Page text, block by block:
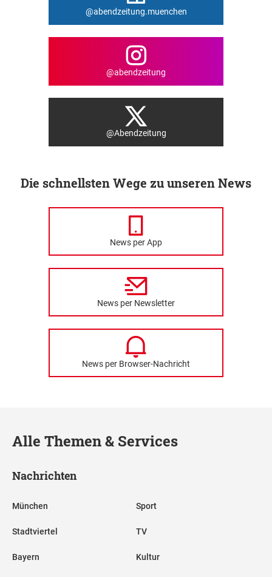
@abendzeitung.muenchen
@abendzeitung
@Abendzeitung
Die schnellsten Wege zu unseren News
News per App
News per Newsletter
News per Browser-Nachricht
Alle Themen & Services
Nachrichten
München
Stadtviertel
Bayern
Sport
TV
Kultur